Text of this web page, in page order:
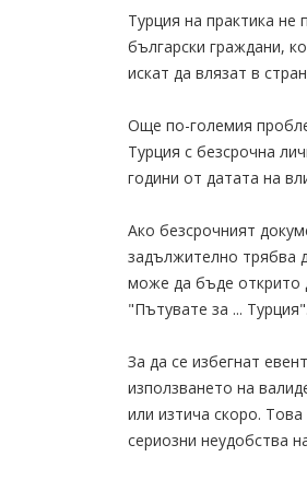
Турция на практика не
български граждани,
искат да влязат в
Още по-големия
Турция с безсрочна
години от датата на
Ако безсрочният
задължително трябва
може да бъде открито
"Пътувате за ... Турция".
За да се избегнат
използването на
или изтича скоро.
сериозни неудобства